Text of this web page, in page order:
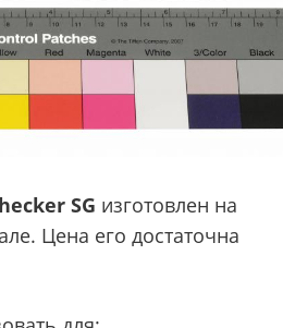
SG изготовлен на
Цена его достаточна